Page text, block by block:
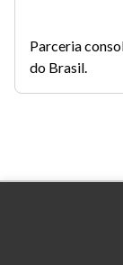
Para aumentar
Parceria
do Brasil.